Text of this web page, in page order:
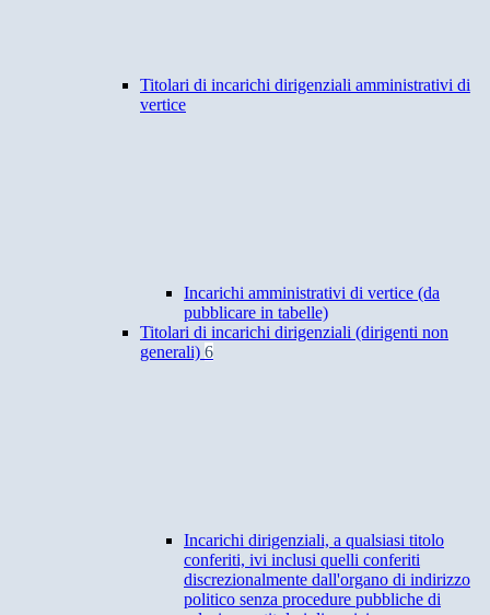
Titolari di incarichi dirigenziali amministrativi di
vertice
Incarichi amministrativi di vertice (da
pubblicare in tabelle)
Titolari di incarichi dirigenziali (dirigenti non
generali) 6
Incarichi dirigenziali, a qualsiasi titolo
conferiti, ivi inclusi quelli conferiti
discrezionalmente dall'organo di indirizzo
politico senza procedure pubbliche di